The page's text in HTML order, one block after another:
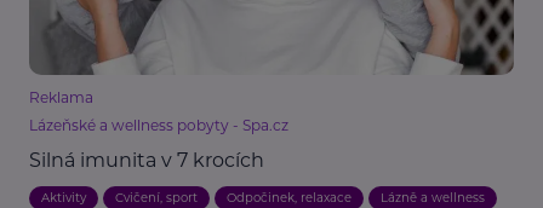
Reklama
Lázeňské a wellness pobyty - Spa.cz
Silná imunita v 7 krocích
Aktivity Cvičení, sport Odpočinek, relaxace Lázně a wellness